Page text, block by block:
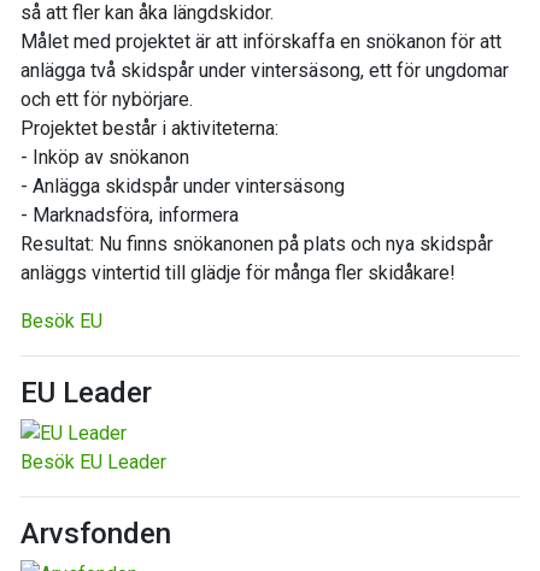
så att fler kan åka längdskidor.
Målet med projektet är att införskaffa en snökanon för att
anlägga två skidspår under vintersäsong, ett för ungdomar
och ett för nybörjare.
Projektet består i aktiviteterna:
- Inköp av snökanon
- Anlägga skidspår under vintersäsong
- Marknadsföra, informera
Resultat: Nu finns snökanonen på plats och nya skidspår
anläggs vintertid till glädje för många fler skidåkare!
Besök EU
EU Leader
Besök EU Leader
Arvsfonden